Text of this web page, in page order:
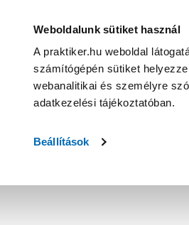
Weboldalunk sütiket használ
A praktiker.hu weboldal
számítógépén sütiket
webanalitikai és személyre
adatkezelési tájékoztatóban.
Beállítások